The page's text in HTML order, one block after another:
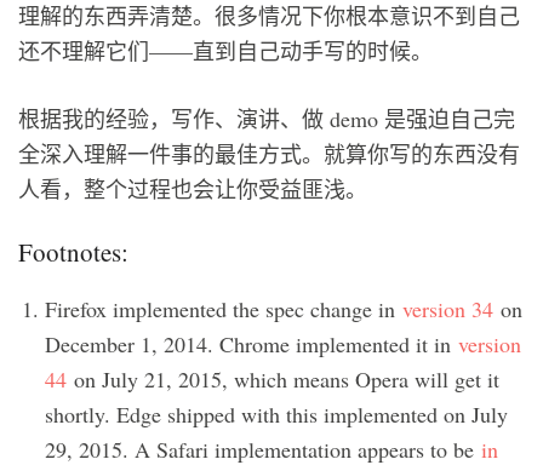
理解的东西弄清楚。很多情况下你根本意识不到自己
还不理解它们——直到自己动手写的时候。
根据我的经验，写作、演讲、做 demo 是强迫自己完
全深入理解一件事的最佳方式。就算你写的东西没有
人看，整个过程也会让你受益匪浅。
Footnotes:
Firefox implemented the spec change in version 34 on
December 1, 2014. Chrome implemented it in version
44 on July 21, 2015, which means Opera will get it
shortly. Edge shipped with this implemented on July
29, 2015. A Safari implementation appears to be in